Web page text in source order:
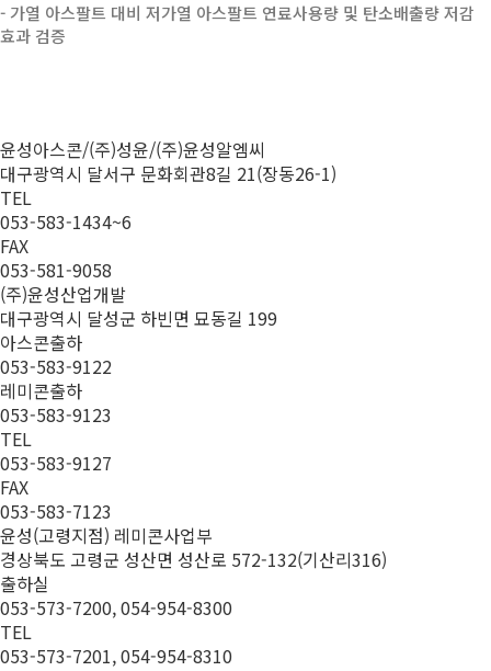
- 가열 아스팔트 대비 저가열 아스팔트 연료사용량 및 탄소배출량 저감
효과 검증
윤성아스콘/(주)성윤/(주)윤성알엠씨
대구광역시 달서구 문화회관8길 21(장동26-1)
TEL
053-583-1434~6
FAX
053-581-9058
(주)윤성산업개발
대구광역시 달성군 하빈면 묘동길 199
아스콘출하
053-583-9122
레미콘출하
053-583-9123
TEL
053-583-9127
FAX
053-583-7123
윤성(고령지점) 레미콘사업부
경상북도 고령군 성산면 성산로 572-132(기산리316)
출하실
053-573-7200, 054-954-8300
TEL
053-573-7201, 054-954-8310